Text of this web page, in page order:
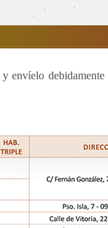
envíelo debidamente